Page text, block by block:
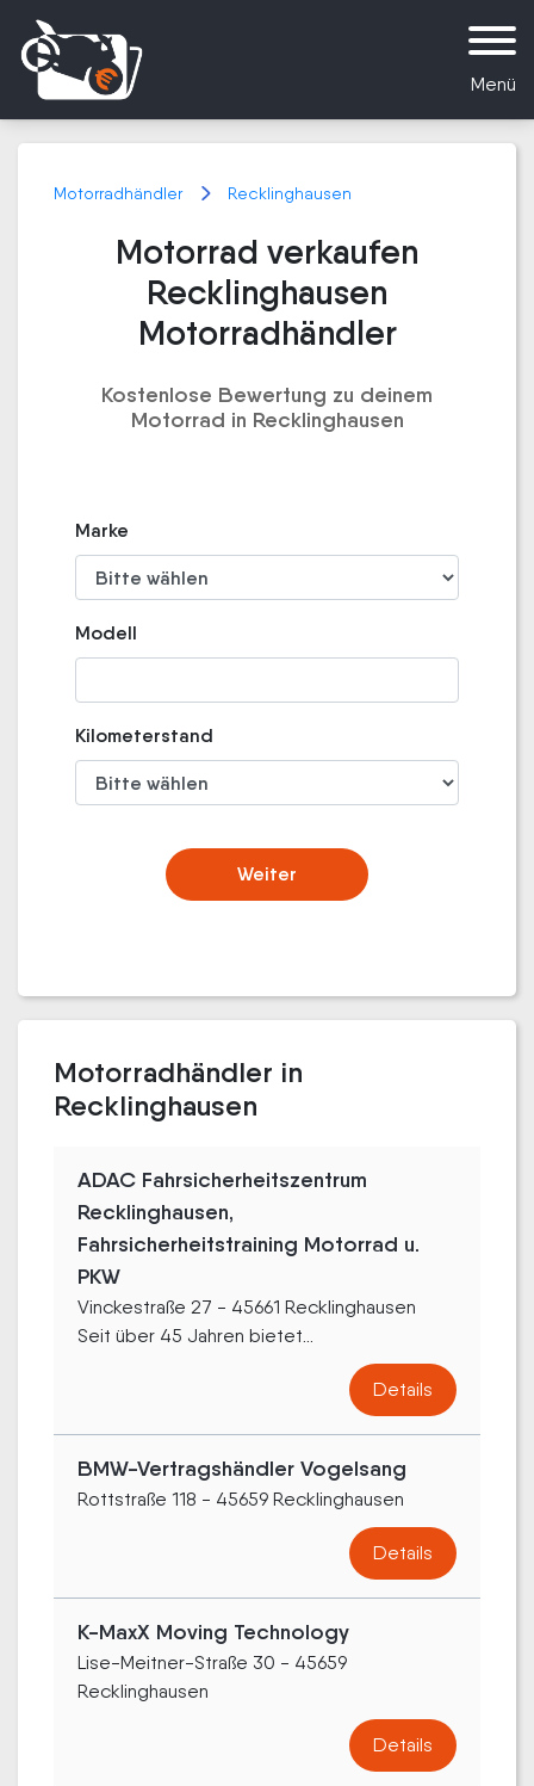
Menü
Motorradhändler Recklinghausen
Motorrad verkaufen
Recklinghausen
Motorradhändler
Kostenlose Bewertung zu deinem
Motorrad in Recklinghausen
Marke
Modell
Kilometerstand
Weiter
Motorradhändler in
Recklinghausen
ADAC Fahrsicherheitszentrum
Recklinghausen,
Fahrsicherheitstraining Motorrad u.
PKW
Vinckestraße 27 - 45661 Recklinghausen
Seit über 45 Jahren bietet...
Details
BMW-Vertragshändler Vogelsang
Rottstraße 118 - 45659 Recklinghausen
Details
K-MaxX Moving Technology
Lise-Meitner-Straße 30 - 45659
Recklinghausen
Details